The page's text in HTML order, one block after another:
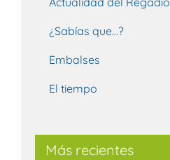
¿Sabías que…?
Embalses
El tiempo
Más recientes